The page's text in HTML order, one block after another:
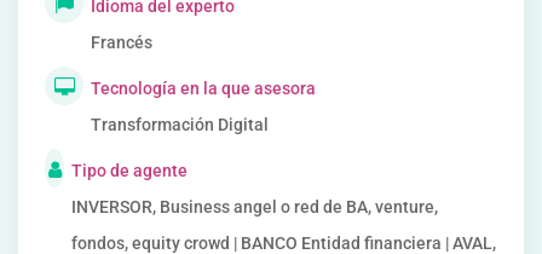
Idioma del experto
Francés
Tecnología en la que asesora
Transformación Digital
Tipo de agente
INVERSOR, Business angel o red de BA, venture,
fondos, equity crowd | BANCO Entidad financiera | AVAL,